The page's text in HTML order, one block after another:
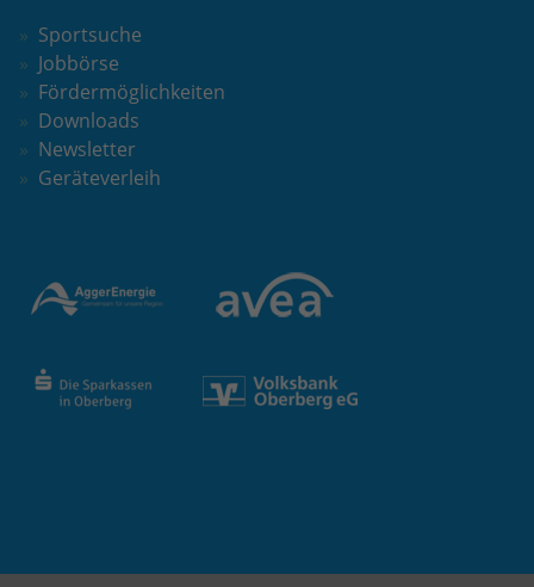
Sportsuche
Jobbörse
Fördermöglichkeiten
Downloads
Newsletter
Geräteverleih